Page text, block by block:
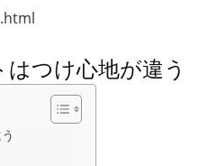
つけ心地が違う